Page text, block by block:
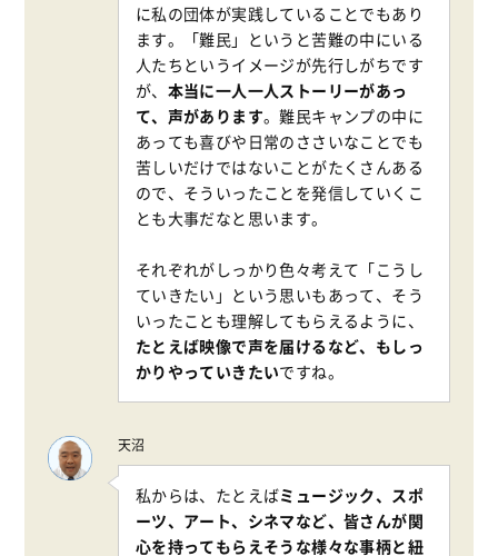
に私の団体が実践していることでもあり
ます。「難民」というと苦難の中にいる
人たちというイメージが先行しがちです
が、 本当に一人一人ストーリーがあっ
て、声があります。難民キャンプの中に
あっても喜びや日常のささいなことでも
苦しいだけではないことがたくさんある
ので、そういったことを発信していくこ
とも大事だなと思います。
それぞれがしっかり色々考えて「こうし
ていきたい」という思いもあって、そう
いったことも理解してもらえるように、
たとえば映像で声を届けるなど、もしっ
かりやっていきたいですね。
天沼
私からは、たとえばミュージック、スポ
ーツ、アート、シネマなど、皆さんが関
心を持ってもらえそうな様々な事柄と紐